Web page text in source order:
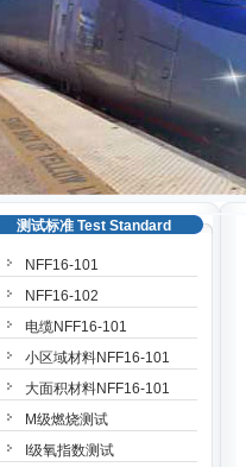
测试标准 Test Standard
NFF16-101
NFF16-102
电缆NFF16-101
小区域材料NFF16-101
大面积材料NFF16-101
M级燃烧测试
I级氧指数测试